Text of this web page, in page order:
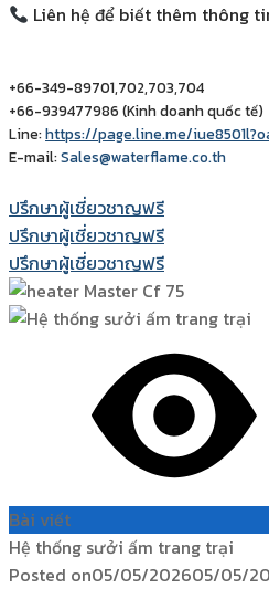
Liên hệ để biết thêm thông
+66-349-89701,702,703,704
+66-939477986 (Kinh doanh quốc tế)
Line:https://page.line.me/
E-mail:Sales@waterflame.co.th
ปรึกษาผู้เชี่ยวชาญฟรี
ปรึกษาผู้เชี่ยวชาญฟรี
ปรึกษาผู้เชี่ยวชาญฟรี
Bài viết
Hệ thống sưởi ấm trang trại
Posted on05/05/202605/05/